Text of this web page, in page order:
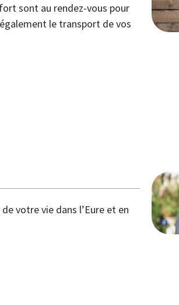
sont au rendez-vous pour
le transport de vos
votre vie dans l’Eure et en